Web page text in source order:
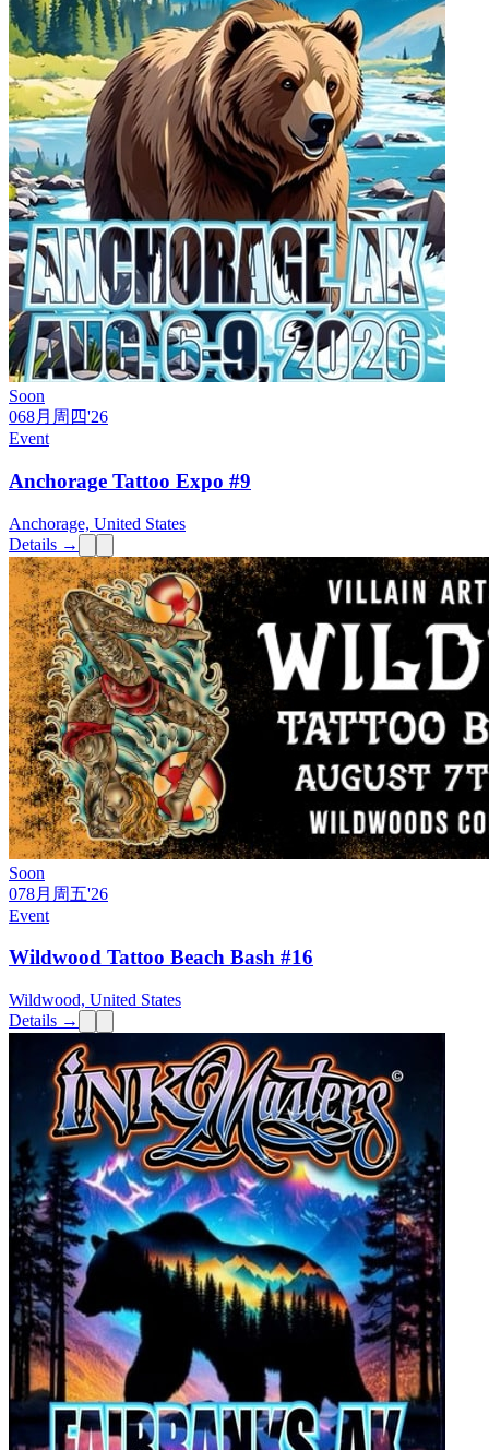
Soon
068月 周四'26
Event
Anchorage Tattoo Expo #9
Anchorage, United States
Details →
Soon
078月 周五'26
Event
Wildwood Tattoo Beach Bash #16
Wildwood, United States
Details →